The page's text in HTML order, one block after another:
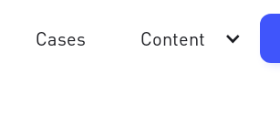
Cases Content